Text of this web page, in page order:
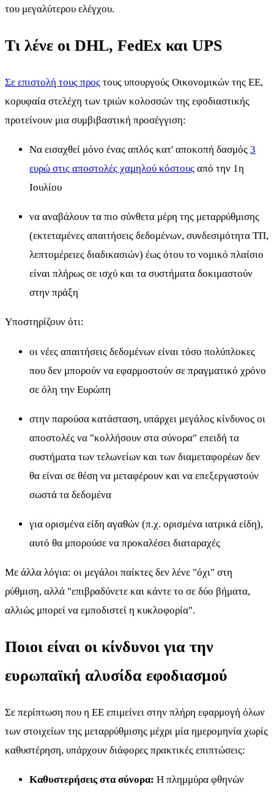
του μεγαλύτερου ελέγχου.
Τι λένε οι DHL, FedEx και UPS
Σε επιστολή τους προς τους υπουργούς Οικονομικών της ΕΕ,
κορυφαία στελέχη των τριών κολοσσών της εφοδιαστικής
προτείνουν μια συμβιβαστική προσέγγιση:
Να εισαχθεί μόνο ένας απλός κατ' αποκοπή δασμός 3
ευρώ στις αποστολές χαμηλού κόστους από την 1η
Ιουλίου
να αναβάλουν τα πιο σύνθετα μέρη της μεταρρύθμισης
(εκτεταμένες απαιτήσεις δεδομένων, συνδεσιμότητα ΤΠ,
λεπτομέρειες διαδικασιών) έως ότου το νομικό πλαίσιο
είναι πλήρως σε ισχύ και τα συστήματα δοκιμαστούν
στην πράξη
Υποστηρίζουν ότι:
οι νέες απαιτήσεις δεδομένων είναι τόσο πολύπλοκες
που δεν μπορούν να εφαρμοστούν σε πραγματικό χρόνο
σε όλη την Ευρώπη
στην παρούσα κατάσταση, υπάρχει μεγάλος κίνδυνος οι
αποστολές να "κολλήσουν στα σύνορα" επειδή τα
συστήματα των τελωνείων και των διαμεταφορέων δεν
θα είναι σε θέση να μεταφέρουν και να επεξεργαστούν
σωστά τα δεδομένα
για ορισμένα είδη αγαθών (π.χ. ορισμένα ιατρικά είδη),
αυτό θα μπορούσε να προκαλέσει διαταραχές
Με άλλα λόγια: οι μεγάλοι παίκτες δεν λένε "όχι" στη
ρύθμιση, αλλά "επιβραδύνετε και κάντε το σε δύο βήματα,
αλλιώς μπορεί να εμποδιστεί η κυκλοφορία".
Ποιοι είναι οι κίνδυνοι για την
ευρωπαϊκή αλυσίδα εφοδιασμού
Σε περίπτωση που η ΕΕ επιμείνει στην πλήρη εφαρμογή όλων
των στοιχείων της μεταρρύθμισης μέχρι μία ημερομηνία χωρίς
καθυστέρηση, υπάρχουν διάφορες πρακτικές επιπτώσεις:
Καθυστερήσεις στα σύνορα: Η πλημμύρα φθηνών